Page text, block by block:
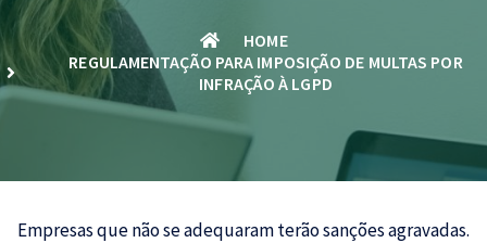
HOME
REGULAMENTAÇÃO PARA IMPOSIÇÃO DE MULTAS POR
INFRAÇÃO À LGPD
Empresas que não se adequaram terão sanções agravadas.